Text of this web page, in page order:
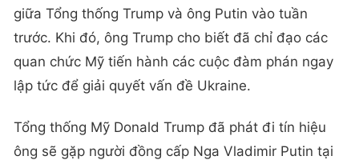
giữa Tổng thống Trump và ông Putin vào tuần
trước. Khi đó, ông Trump cho biết đã chỉ đạo các
quan chức Mỹ tiến hành các cuộc đàm phán ngay
lập tức để giải quyết vấn đề Ukraine.
Tổng thống Mỹ Donald Trump đã phát đi tín hiệu
ông sẽ gặp người đồng cấp Nga Vladimir Putin tại